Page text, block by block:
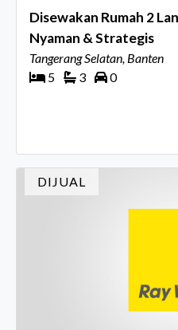
Disewakan Rumah 2
Nyaman & Strategis
Tangerang Selatan, Banten
5
3 0
DIJUAL